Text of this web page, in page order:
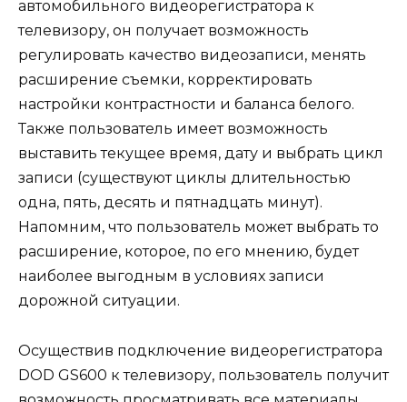
автомобильного видеорегистратора к
телевизору, он получает возможность
регулировать качество видеозаписи, менять
расширение съемки, корректировать
настройки контрастности и баланса белого.
Также пользователь имеет возможность
выставить текущее время, дату и выбрать цикл
записи (существуют циклы длительностью
одна, пять, десять и пятнадцать минут).
Напомним, что пользователь может выбрать то
расширение, которое, по его мнению, будет
наиболее выгодным в условиях записи
дорожной ситуации.
Осуществив подключение видеорегистратора
DOD GS600 к телевизору, пользователь получит